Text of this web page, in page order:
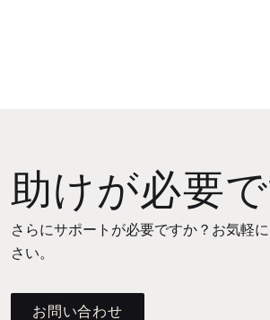
助けが必要
さらにサポートが必要ですか？お気軽
さい。
お問い合わせ